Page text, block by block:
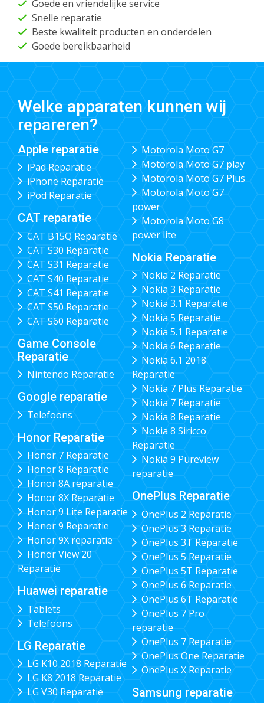
Goede en vriendelijke service
Snelle reparatie
Beste kwaliteit producten en onderdelen
Goede bereikbaarheid
Welke apparaten kunnen wij
repareren?
Apple reparatie
iPad Reparatie
iPhone Reparatie
iPod Reparatie
CAT reparatie
CAT B15Q Reparatie
CAT S30 Reparatie
CAT S31 Reparatie
CAT S40 Reparatie
CAT S41 Reparatie
CAT S50 Reparatie
CAT S60 Reparatie
Game Console
Reparatie
Nintendo Reparatie
Google reparatie
Telefoons
Honor Reparatie
Honor 7 Reparatie
Honor 8 Reparatie
Honor 8A reparatie
Honor 8X Reparatie
Honor 9 Lite Reparatie
Honor 9 Reparatie
Honor 9X reparatie
Honor View 20
Reparatie
Huawei reparatie
Tablets
Telefoons
LG Reparatie
LG K10 2018 Reparatie
LG K8 2018 Reparatie
LG V30 Reparatie
Motorola Moto G7
Motorola Moto G7 play
Motorola Moto G7 Plus
Motorola Moto G7
power
Motorola Moto G8
power lite
Nokia Reparatie
Nokia 2 Reparatie
Nokia 3 Reparatie
Nokia 3.1 Reparatie
Nokia 5 Reparatie
Nokia 5.1 Reparatie
Nokia 6 Reparatie
Nokia 6.1 2018
Reparatie
Nokia 7 Plus Reparatie
Nokia 7 Reparatie
Nokia 8 Reparatie
Nokia 8 Siricco
Reparatie
Nokia 9 Pureview
reparatie
OnePlus Reparatie
OnePlus 2 Reparatie
OnePlus 3 Reparatie
OnePlus 3T Reparatie
OnePlus 5 Reparatie
OnePlus 5T Reparatie
OnePlus 6 Reparatie
OnePlus 6T Reparatie
OnePlus 7 Pro
reparatie
OnePlus 7 Reparatie
OnePlus One Reparatie
OnePlus X Reparatie
Samsung reparatie